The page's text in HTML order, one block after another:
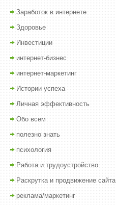
Заработок в интернете
Здоровье
Инвестиции
интернет-бизнес
интернет-маркетинг
Истории успеха
Личная эффективность
Обо всем
полезно знать
психология
Работа и трудоустройство
Раскрутка и продвижение сайта
реклама/маркетинг